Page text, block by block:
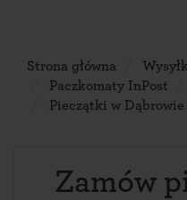
Strona główna
Paczkomaty InPost
Pieczątki w
Zamów